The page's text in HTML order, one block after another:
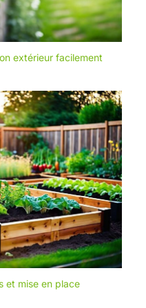
extérieur facilement
et mise en place